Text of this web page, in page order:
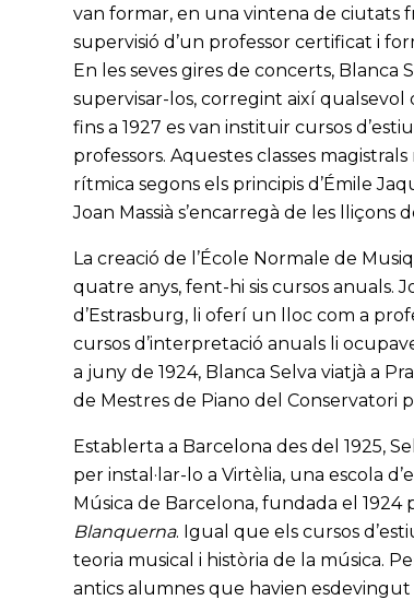
van formar, en una vintena de ciutats
supervisió d’un professor certificat i
En les seves gires de concerts, Blanca
supervisar-los, corregint així qualsevol
fins a 1927 es van instituir cursos
professors. Aquestes classes
rítmica segons els principis d’Émile
Joan Massià s’encarregà de les lliçons
La creació de l’École Normale de
quatre anys, fent-hi sis cursos anuals.
d’Estrasburg, li oferí un lloc com a
cursos d’interpretació anuals li
a juny de 1924, Blanca Selva viatjà a
de Mestres de Piano del Conservatori
Establerta a Barcelona des del 1925,
per instal·lar-lo a Virtèlia, una escola
Música de Barcelona, fundada el
Blanquerna. Igual que els cursos
teoria musical i història de la música.
antics alumnes que havien esdevingut